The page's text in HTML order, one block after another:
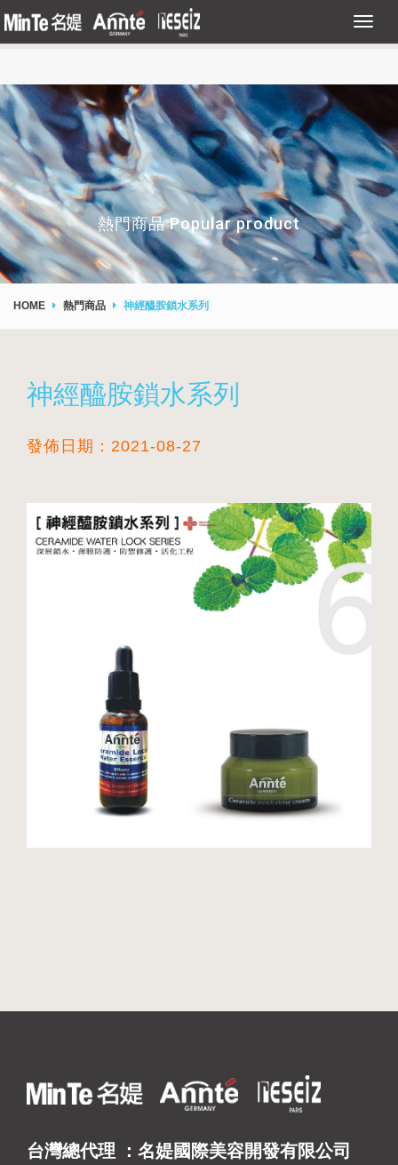
熱門商品 Popular product
HOME 熱門商品 神經醯胺鎖水系列
神經醯胺鎖水系列
發佈日期：2021-08-27
台灣總代理 ：名媞國際美容開發有限公司